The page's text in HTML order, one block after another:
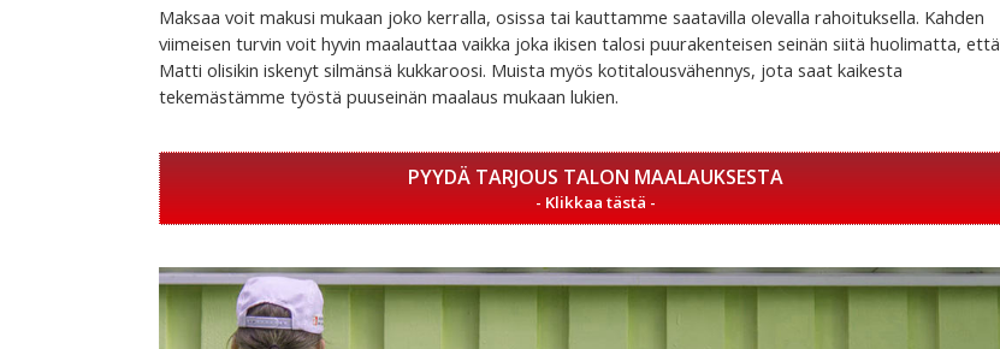
Maksaa voit makusi mukaan joko kerralla, osissa tai kauttamme saatavilla olevalla rahoituksella. Kahden
viimeisen turvin voit hyvin maalauttaa vaikka joka ikisen talosi puurakenteisen seinän siitä huolimatta, että
Matti olisikin iskenyt silmänsä kukkaroosi. Muista myös kotitalousvähennys, jota saat kaikesta
tekemästämme työstä puuseinän maalaus mukaan lukien.
PYYDÄ TARJOUS TALON MAALAUKSESTA